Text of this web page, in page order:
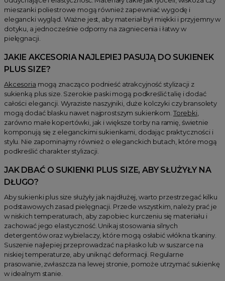
mieszanki poliestrowe mogą również zapewniać wygodę i
elegancki wygląd. Ważne jest, aby materiał był miękki i przyjemny w
dotyku, a jednocześnie odporny na zagniecenia i łatwy w
pielęgnacji.
JAKIE AKCESORIA NAJLEPIEJ PASUJĄ DO SUKIENEK
PLUS SIZE?
Akcesoria mogą znacząco podnieść atrakcyjność stylizacji z
sukienką plus size. Szerokie paski mogą podkreślić talię i dodać
całości elegancji. Wyraziste naszyjniki, duże kolczyki czy bransolety
mogą dodać blasku nawet najprostszym sukienkom. Torebki,
zarówno małe kopertówki, jak i większe torby na ramię, świetnie
komponują się z eleganckimi sukienkami, dodając praktyczności i
stylu. Nie zapominajmy również o eleganckich butach, które mogą
podkreślić charakter stylizacji.
JAK DBAĆ O SUKIENKI PLUS SIZE, ABY SŁUŻYŁY NA
DŁUGO?
Aby sukienki plus size służyły jak najdłużej, warto przestrzegać kilku
podstawowych zasad pielęgnacji. Przede wszystkim, należy prać je
w niskich temperaturach, aby zapobiec kurczeniu się materiału i
zachować jego elastyczność. Unikaj stosowania silnych
detergentów oraz wybielaczy, które mogą osłabić włókna tkaniny.
Suszenie najlepiej przeprowadzać na płasko lub w suszarce na
niskiej temperaturze, aby uniknąć deformacji. Regularne
prasowanie, zwłaszcza na lewej stronie, pomoże utrzymać sukienkę
w idealnym stanie.